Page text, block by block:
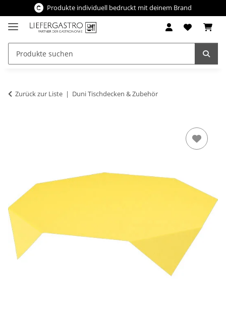
Produkte individuell bedruckt mit deinem Brand
Zurück zur Liste Duni Tischdecken & Zubehör